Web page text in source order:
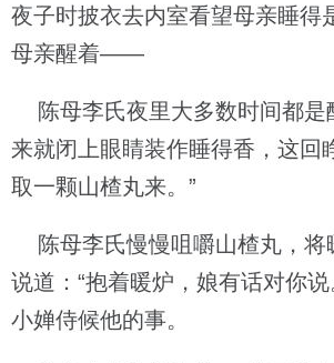
夜子时披衣去内室看望母亲睡得
母亲醒着——
陈母李氏夜里大多数时间都是
来就闭上眼睛装作睡得香，这回
取一颗山楂丸来。”
陈母李氏慢慢咀嚼山楂丸，将
说道：“抱着暖炉，娘有话对你
小婵侍候他的事。